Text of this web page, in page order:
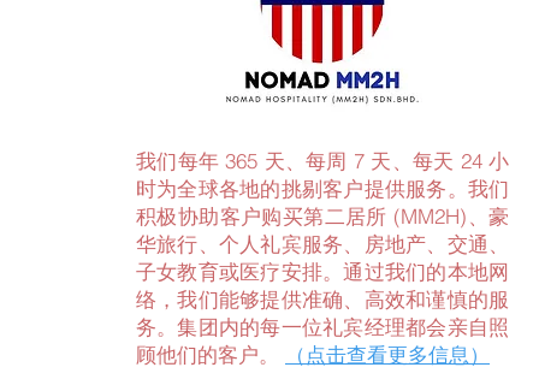
我们每年 365 天、每周 7 天、每天 24 小
时为全球各地的挑剔客户提供服务。我们
积极协助客户购买第二居所 (MM2H)、豪
华旅行、个人礼宾服务、房地产、交通、
子女教育或医疗安排。通过我们的本地网
络，我们能够提供准确、高效和谨慎的服
务。集团内的每一位礼宾经理都会亲自照
顾他们的客户。
（点击查看更多信息）